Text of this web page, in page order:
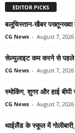
EDITOR PICKS
बलूचिस्तान-खैबर पख्तूनख्वा
CG News - August 7, 2026
सेल्युलाइट कम करने से पहले
CG News - August 7, 2026
स्मोकिंग, शुगर और हाई
CG News - August 7, 2026
थाईलैंड के स्कूल में